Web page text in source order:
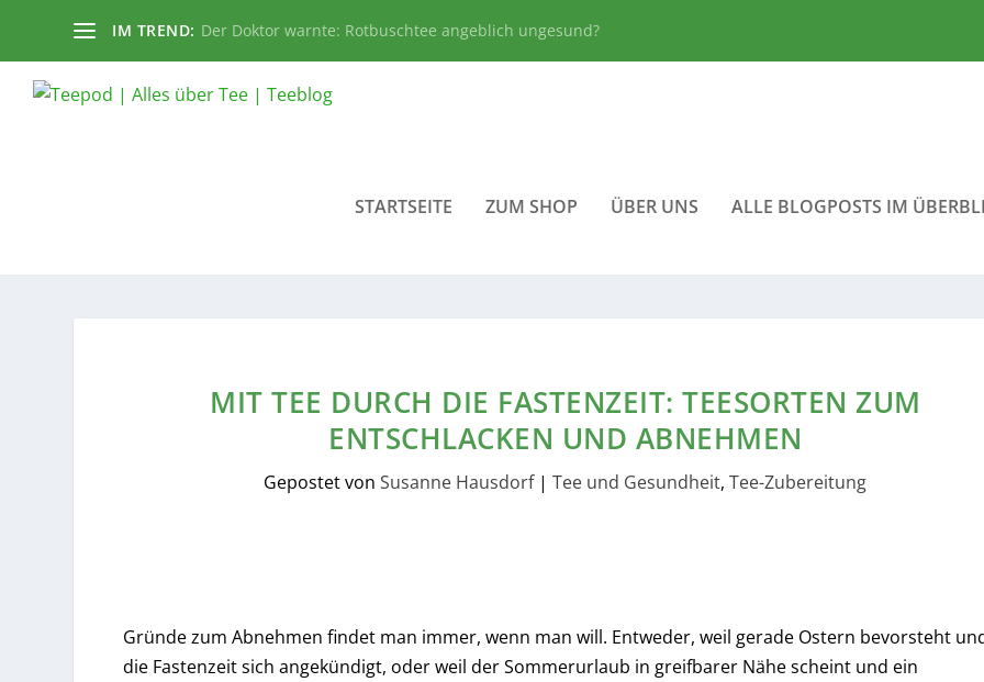
IM TREND: Der Doktor warnte: Rotbuschtee angeblich ungesund?
STARTSEITE ZUM SHOP ÜBER UNS ALLE BLOGPOSTS IM
MIT TEE DURCH DIE FASTENZEIT: TEESORTEN ZUM
ENTSCHLACKEN UND ABNEHMEN
Gepostet vonSusanne Hausdorf|Tee und Gesundheit,Tee-Zubereitung
Gründe zum Abnehmen findet man immer, wenn man will. Entweder, weil gerade Ostern bevorsteht
die Fastenzeit sich angekündigt, oder weil der Sommerurlaub in greifbarer Nähe scheint und ein